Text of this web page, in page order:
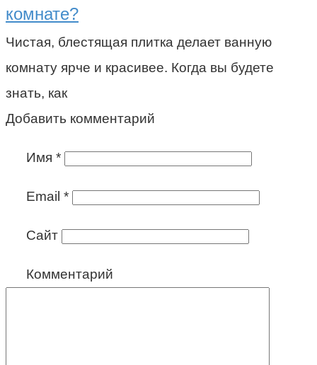
комнате?
Чистая, блестящая плитка делает ванную
комнату ярче и красивее. Когда вы будете
знать, как
Добавить комментарий
Имя *
Email *
Сайт
Комментарий